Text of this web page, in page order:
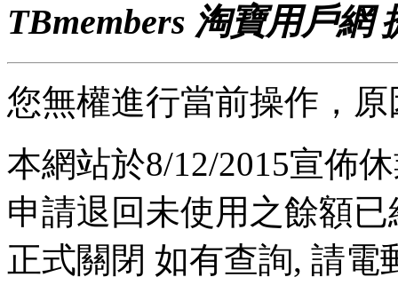
TBmembers 淘寶用戶網
您無權進行當前操作，
本網站於8/12/2015宣佈
申請退回未使用之餘額
正式關閉 如有查詢, 請電